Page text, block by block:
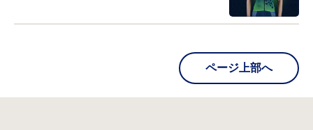
ページ上部へ